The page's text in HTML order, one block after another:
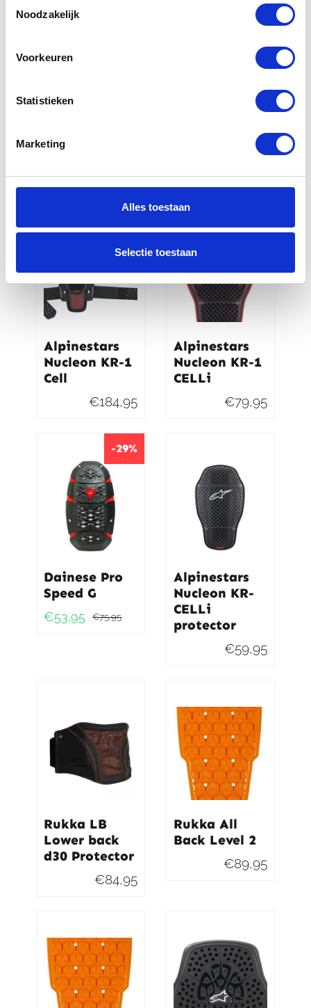
Noodzakelijk
Voorkeuren
Statistieken
Marketing
Alles toestaan
Selectie toestaan
heupprotectie
knieprotectie
Alpinestars
Nucleon KR-1
Cell
€184,95
Alpinestars
Nucleon KR-1
CELLi
€79,95
-29%
Dainese Pro
Speed G
€75,95
Oorspronkelijke
€53,95
Huidige
Alpinestars
Nucleon KR-
CELLi
protector
€59,95
Rukka LB
Lower back
d30 Protector
€84,95
Rukka All
Back Level 2
€89,95